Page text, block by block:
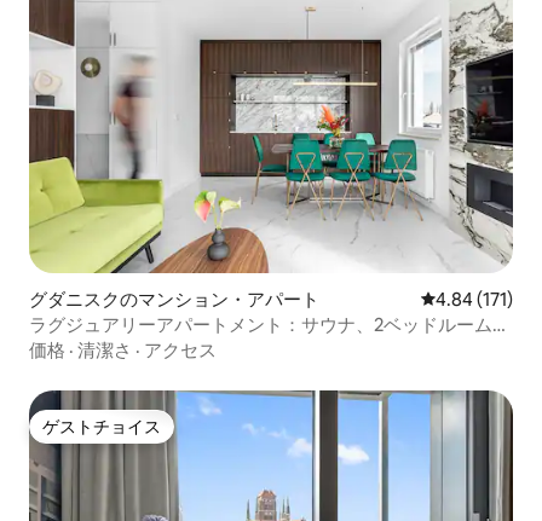
グダニスクのマンション・アパート レビュー171
4.84 (171)
ラグジュアリーアパートメント：サウナ、2ベッドルーム、
最大7名様
価格 · 清潔さ · アクセス
ゲストチョイス
ゲストチョイス